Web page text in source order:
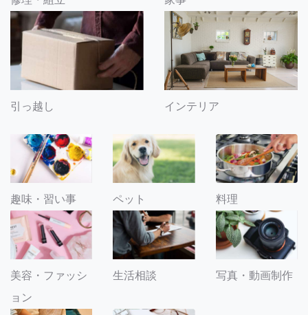
引っ越し インテリア
趣味・習い事 ペット 料理
美容・ファッシ
ョン
生活相談 写真・動画制作